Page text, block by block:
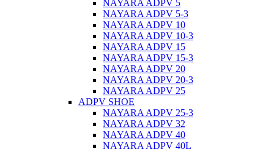
ΝAYARA ADPV 5
NAYARA ADPV 5-3
NAYARA ADPV 10
NAYARA ADPV 10-3
NAYARA ADPV 15
NAYARA ADPV 15-3
NAYARA ADPV 20
NAYARA ADPV 20-3
NAYARA ADPV 25
ADPV SHOE
NAYARA ADPV 25-3
NAYARA ADPV 32
NAYARA ADPV 40
NAYARA ADPV 40L